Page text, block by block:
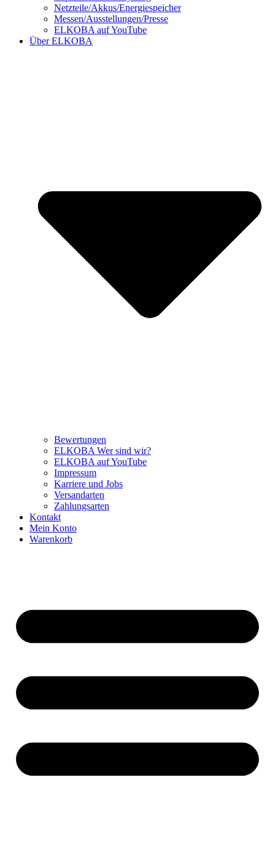
Netzteile/Akkus/Energiespeicher
Messen/Ausstellungen/Presse
ELKOBA auf YouTube
Über ELKOBA
Bewertungen
ELKOBA Wer sind wir?
ELKOBA auf YouTube
Impressum
Karriere und Jobs
Versandarten
Zahlungsarten
Kontakt
Mein Konto
Warenkorb